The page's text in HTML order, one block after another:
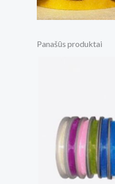
Panašūs produktai